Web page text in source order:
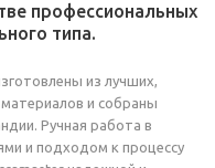
профессиональных
типа.
из лучших,
и собраны
Ручная работа в
и подходом к процессу